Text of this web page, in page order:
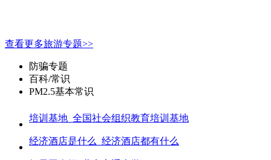
查看更多旅游专题>>
防骗专题
百科/常识
PM2.5基本常识
培训基地_全国社会组织教育培训基地
经济酒店是什么_经济酒店都有什么